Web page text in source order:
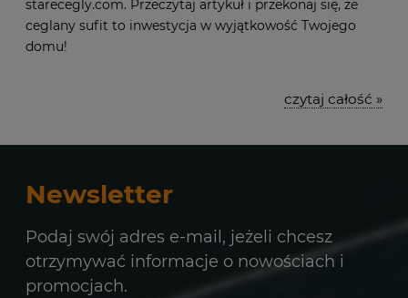
starecegly.com. Przeczytaj artykuł i przekonaj się, że
ceglany sufit to inwestycja w wyjątkowość Twojego
domu!
czytaj całość »
Newsletter
Podaj swój adres e-mail, jeżeli chcesz
otrzymywać informacje o nowościach i
promocjach.